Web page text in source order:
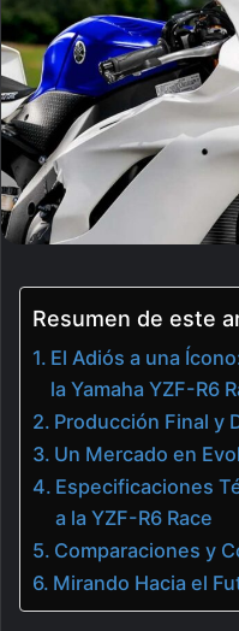
Resumen de este
El Adiós a una
la Yamaha YZF-R6
Producción Final y
Un Mercado en
Especificaciones
a la YZF-R6 Race
Comparaciones y
Mirando Hacia el